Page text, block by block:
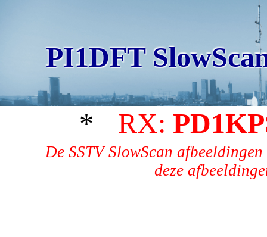
PI1DFT
* RX:
De SSTV SlowScan
deze